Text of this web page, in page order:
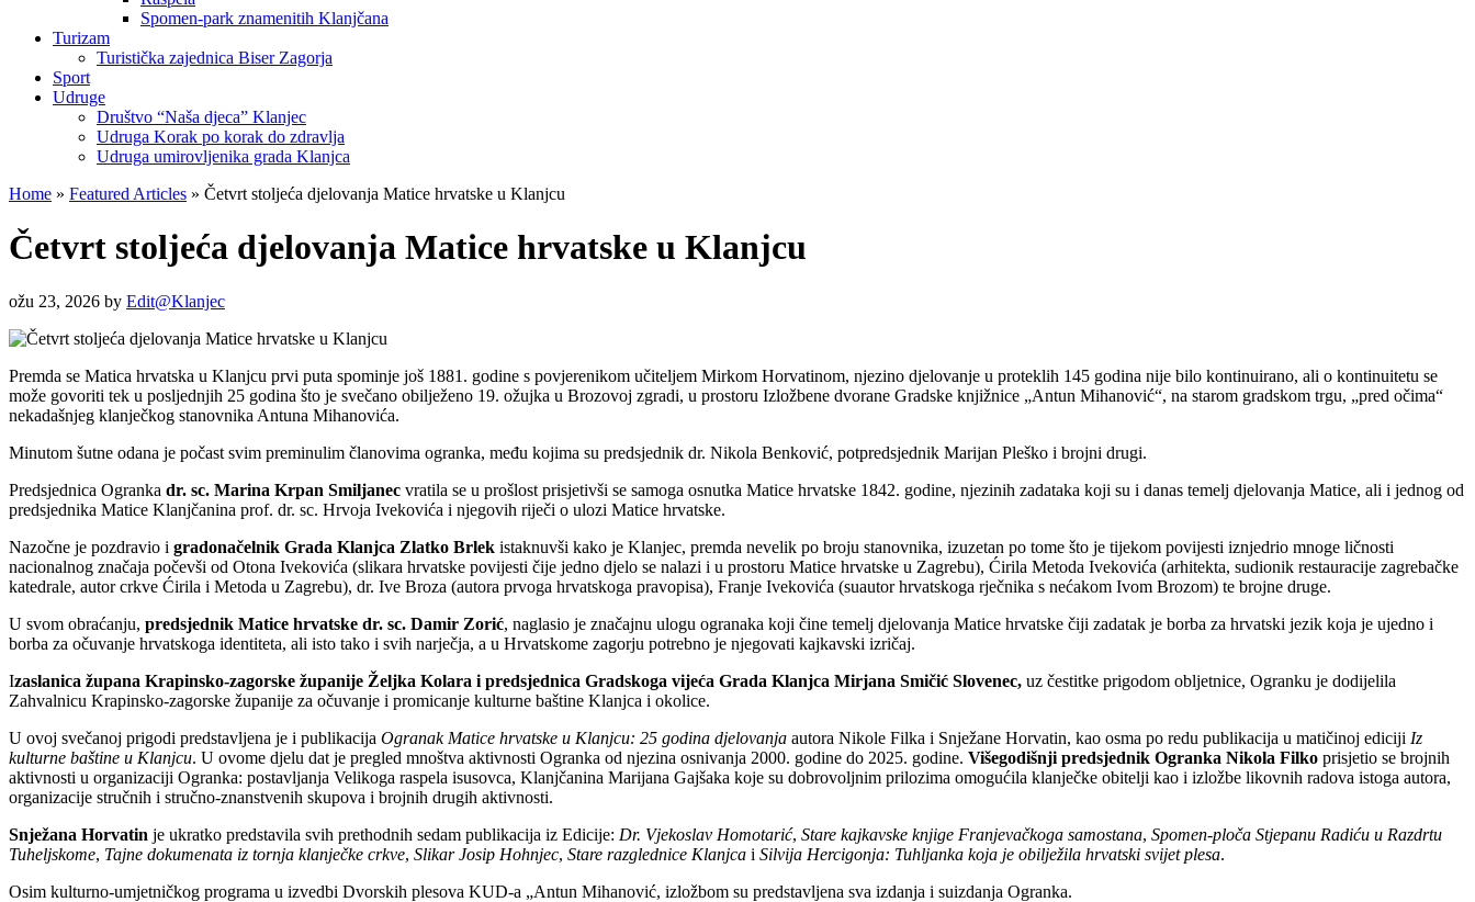
Spomen-park znamenitih Klanjčana
Turizam
Turistička zajednica Biser Zagorja
Sport
Udruge
Društvo “Naša djeca” Klanjec
Udruga Korak po korak do zdravlja
Udruga umirovljenika grada Klanjca
Home » Featured Articles » Četvrt stoljeća djelovanja Matice hrvatske u Klanjcu
Četvrt stoljeća djelovanja Matice hrvatske u Klanjcu
ožu 23, 2026 by Edit@Klanjec
Premda se Matica hrvatska u Klanjcu prvi puta spominje još 1881. godine s povjerenikom učiteljem Mirkom Horvatinom, njezino djelovanje u proteklih 145 godina nije bilo kontinuirano, ali o kontinuitetu se
može govoriti tek u posljednjih 25 godina što je svečano obilježeno 19. ožujka u Brozovoj zgradi, u prostoru Izložbene dvorane Gradske knjižnice „Antun Mihanović“, na starom gradskom trgu, „pred očima“
nekadašnjeg klanječkog stanovnika Antuna Mihanovića.
Minutom šutne odana je počast svim preminulim članovima ogranka, među kojima su predsjednik dr. Nikola Benković, potpredsjednik Marijan Pleško i brojni drugi.
Predsjednica Ogranka dr. sc. Marina Krpan Smiljanec vratila se u prošlost prisjetivši se samoga osnutka Matice hrvatske 1842. godine, njezinih zadataka koji su i danas temelj djelovanja Matice, ali i jednog od
predsjednika Matice Klanjčanina prof. dr. sc. Hrvoja Ivekovića i njegovih riječi o ulozi Matice hrvatske.
Nazočne je pozdravio i gradonačelnik Grada Klanjca Zlatko Brlek istaknuvši kako je Klanjec, premda nevelik po broju stanovnika, izuzetan po tome što je tijekom povijesti iznjedrio mnoge ličnosti
nacionalnog značaja počevši od Otona Ivekovića (slikara hrvatske povijesti čije jedno djelo se nalazi i u prostoru Matice hrvatske u Zagrebu), Ćirila Metoda Ivekovića (arhitekta, sudionik restauracije zagrebačke
katedrale, autor crkve Ćirila i Metoda u Zagrebu), dr. Ive Broza (autora prvoga hrvatskoga pravopisa), Franje Ivekovića (suautor hrvatskoga rječnika s nećakom Ivom Brozom) te brojne druge.
U svom obraćanju, predsjednik Matice hrvatske dr. sc. Damir Zorić, naglasio je značajnu ulogu ogranaka koji čine temelj djelovanja Matice hrvatske čiji zadatak je borba za hrvatski jezik koja je ujedno i
borba za očuvanje hrvatskoga identiteta, ali isto tako i svih narječja, a u Hrvatskome zagorju potrebno je njegovati kajkavski izričaj.
Izaslanica župana Krapinsko-zagorske županije Željka Kolara i predsjednica Gradskoga vijeća Grada Klanjca Mirjana Smičić Slovenec, uz čestitke prigodom obljetnice, Ogranku je dodijelila
Zahvalnicu Krapinsko-zagorske županije za očuvanje i promicanje kulturne baštine Klanjca i okolice.
U ovoj svečanoj prigodi predstavljena je i publikacija Ogranak Matice hrvatske u Klanjcu: 25 godina djelovanja autora Nikole Filka i Snježane Horvatin, kao osma po redu publikacija u matičinoj ediciji Iz
kulturne baštine u Klanjcu. U ovome djelu dat je pregled mnoštva aktivnosti Ogranka od njezina osnivanja 2000. godine do 2025. godine. Višegodišnji predsjednik Ogranka Nikola Filko prisjetio se brojnih
aktivnosti u organizaciji Ogranka: postavljanja Velikoga raspela isusovca, Klanjčanina Marijana Gajšaka koje su dobrovoljnim prilozima omogućila klanječke obitelji kao i izložbe likovnih radova istoga autora,
organizacije stručnih i stručno-znanstvenih skupova i brojnih drugih aktivnosti.
Snježana Horvatin je ukratko predstavila svih prethodnih sedam publikacija iz Edicije: Dr. Vjekoslav Homotarić, Stare kajkavske knjige Franjevačkoga samostana, Spomen-ploča Stjepanu Radiću u Razdrtu
Tuheljskome, Tajne dokumenata iz tornja klanječke crkve, Slikar Josip Hohnjec, Stare razglednice Klanjca i Silvija Hercigonja: Tuhljanka koja je obilježila hrvatski svijet plesa.
Osim kulturno-umjetničkog programa u izvedbi Dvorskih plesova KUD-a „Antun Mihanović, izložbom su predstavljena sva izdanja i suizdanja Ogranka.